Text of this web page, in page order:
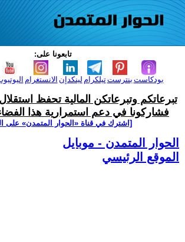
تابعونا على:
الانستغرام لينكدإن تيلكرامبنترست بودكاست
تبرعاتكم وتبرعاتكن المالية تحفظ
فشاركونا في دعم استمرارية هذا
[اشترك في قناة ‫«الحوار المتمدن» على
الحوار المتمدن - موبايل
الموقع الرئيسي